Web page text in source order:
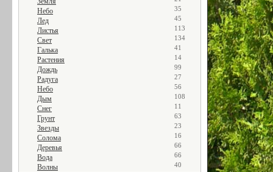
Небо 35
Лед 45
Листья 113
Свет 134
Галька 41
Растения 14
Дождь 99
Радуга 27
Небо 56
Дым 108
Снег 11
Грунт 63
Звезды 23
Солома 16
Деревья 66
Вода 66
Волны 40